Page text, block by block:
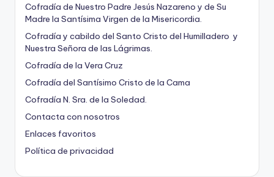
Cofradía de Nuestro Padre Jesús Nazareno y de Su
Madre la Santísima Virgen de la Misericordia.
Cofradía y cabildo del Santo Cristo del Humilladero y
Nuestra Señora de las Lágrimas.
Cofradía de la Vera Cruz
Cofradía del Santísimo Cristo de la Cama
Cofradía N. Sra. de la Soledad.
Contacta con nosotros
Enlaces favoritos
Política de privacidad